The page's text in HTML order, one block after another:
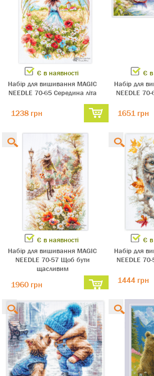
Є в наявності
Набір для вишивання MAGIC
NEEDLE 70-65 Середина літа
1238 грн
Є в
Набір для
NEEDLE
1651 грн
Є в наявності
Набір для вишивання MAGIC
NEEDLE 70-57 Щоб бути
щасливим
1960 грн
Є в
Набір для
NEEDLE
1444 грн